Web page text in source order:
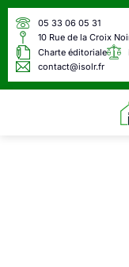
05 33 06 05 31
10 Rue de la Croix
Charte éditoriale
contact@isolr.fr